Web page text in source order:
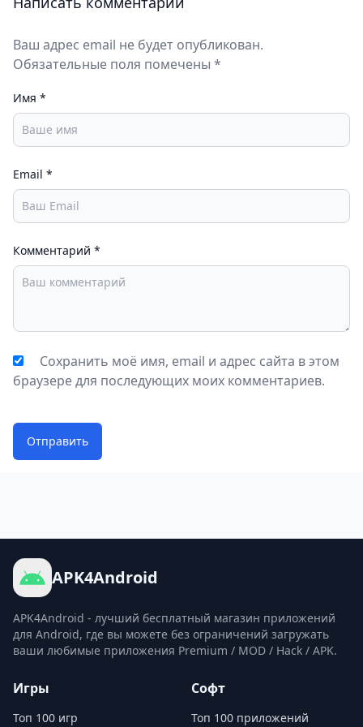
В игре есть милые питомцы для кормления и
уникальными навыками, которые могут быть
полезными в бою.
Ваш адрес email не будет опубликован.
Обязательные поля помечены *
Имя *
Email *
Комментарий *
Сохранить моё имя, email и адрес сайта в этом
браузере для последующих моих комментариев.
Отправить
APK4Android
APK4Android - лучший бесплатный магазин приложений
для Android, где вы можете без ограничений загружать
ваши любимые приложения Premium / MOD / Hack / APK.
Игры
Топ 100 игр
Софт
Топ 100 приложений